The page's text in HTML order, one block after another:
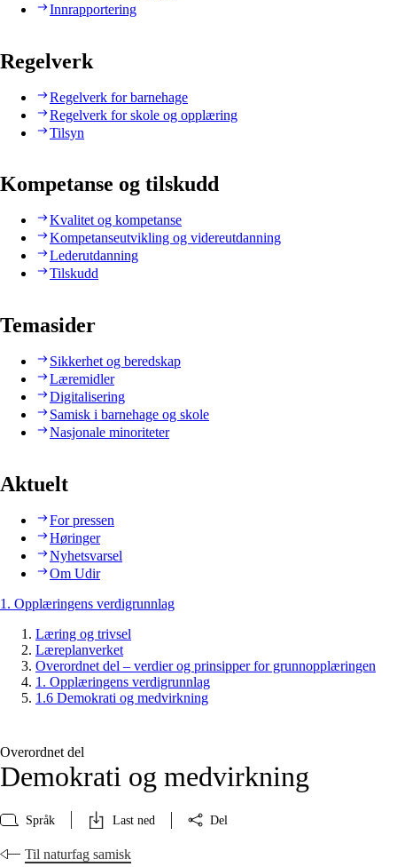
Innrapportering
Regelverk
Regelverk for barnehage
Regelverk for skole og opplæring
Tilsyn
Kompetanse og tilskudd
Kvalitet og kompetanse
Kompetanseutvikling og videreutdanning
Lederutdanning
Tilskudd
Temasider
Sikkerhet og beredskap
Læremidler
Digitalisering
Samisk i barnehage og skole
Nasjonale minoriteter
Aktuelt
For pressen
Høringer
Nyhetsvarsel
Om Udir
1. Opplæringens verdigrunnlag
Læring og trivsel
Læreplanverket
Overordnet del – verdier og prinsipper for grunnopplæringen
1. Opplæringens verdigrunnlag
1.6 Demokrati og medvirkning
Overordnet del
Demokrati og medvirkning
Språk Last ned Del
Til naturfag samisk